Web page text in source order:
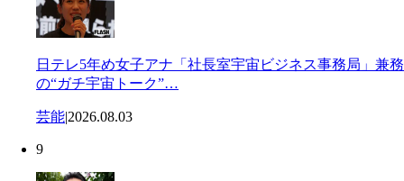
日テレ5年め女子アナ「社長室宇宙ビジネス事務局」兼務
の“ガチ宇宙トーク”…
芸能|2026.08.03
9